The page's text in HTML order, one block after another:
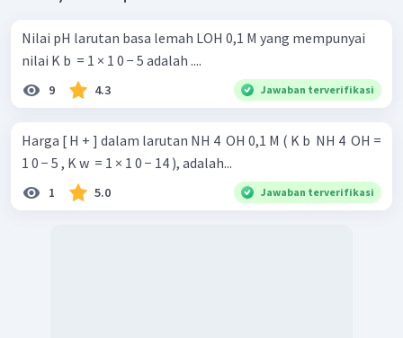
Nilai pH larutan basa lemah LOH 0,1 M yang mempunyai
nilai K b ​ = 1 × 1 0 − 5 adalah ....
9 4.3 Jawaban terverifikasi
Harga [ H + ] dalam larutan NH 4 ​ OH 0,1 M ( K b ​ NH 4 ​ OH =
1 0 − 5 , K w ​ = 1 × 1 0 − 14 ), adalah...
1 5.0 Jawaban terverifikasi